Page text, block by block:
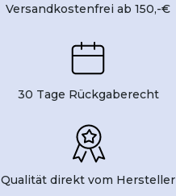
Versandkostenfrei ab 150,-€
30 Tage Rückgaberecht
Qualität direkt vom Hersteller